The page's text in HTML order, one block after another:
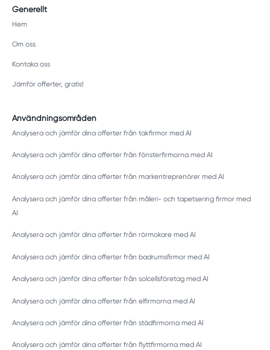
Generellt
Hem
Om oss
Kontaka oss
Jämför offerter, gratis!
Användningsområden
Analysera och jämför dina offerter från takfirmor med AI
Analysera och jämför dina offerter från fönsterfirmorna med AI
Analysera och jämför dina offerter från markentreprenörer med AI
Analysera och jämför dina offerter från måleri- och tapetsering firmor med
AI
Analysera och jämför dina offerter från rörmokare med AI
Analysera och jämför dina offerter från badrumsfirmor med AI
Analysera och jämför dina offerter från solcellsföretag med AI
Analysera och jämför dina offerter från elfirmorna med AI
Analysera och jämför dina offerter från städfirmorna med AI
Analysera och jämför dina offerter från flyttfirmorna med AI